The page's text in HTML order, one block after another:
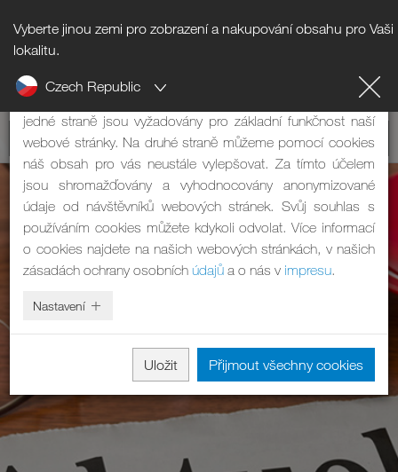
Vyberte jinou zemi pro zobrazení a nakupování obsahu pro Vaši
lokalitu.
Czech Republic
Upozornění na cookies
Naše webová stránka používá cookies. Mají dvě funkce: Na
jedné straně jsou vyžadovány pro základní funkčnost naší
webové stránky. Na druhé straně můžeme pomocí cookies
náš obsah pro vás neustále vylepšovat. Za tímto účelem
jsou shromažďovány a vyhodnocovány anonymizované
údaje od návštěvníků webových stránek. Svůj souhlas s
používáním cookies můžete kdykoli odvolat. Více informací
o cookies najdete na našich webových stránkách, v našich
zásadách ochrany osobních údajů a o nás v impresu.
Nastavení
Uložit Přijmout všechny cookies